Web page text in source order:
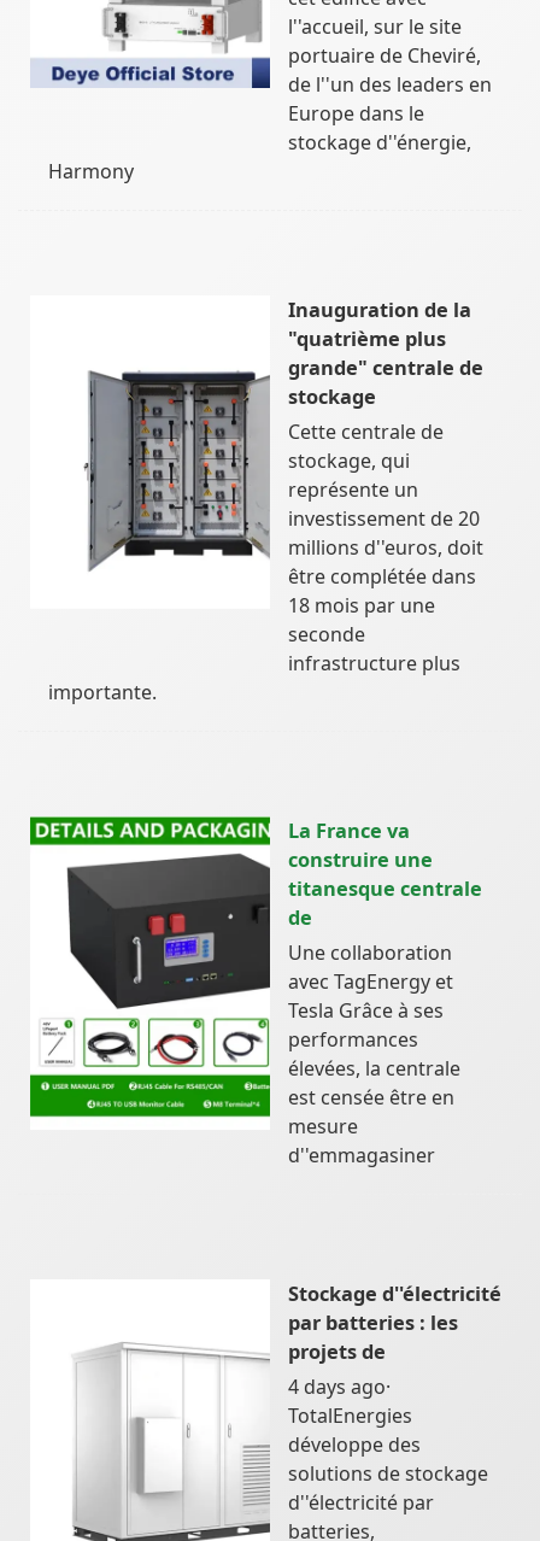
l''accueil, sur le site
portuaire de Cheviré,
de l''un des leaders en
Europe dans le
stockage d''énergie,
Harmony
Inauguration de la
"quatrième plus
grande" centrale de
stockage
Cette centrale de
stockage, qui
représente un
investissement de 20
millions d''euros, doit
être complétée dans
18 mois par une
seconde
infrastructure plus
importante.
La France va
construire une
titanesque centrale
de
Une collaboration
avec TagEnergy et
Tesla Grâce à ses
performances
élevées, la centrale
est censée être en
mesure
d''emmagasiner
Stockage d''électricité
par batteries : les
projets de
4 days ago·
TotalEnergies
développe des
solutions de stockage
d''électricité par
batteries,